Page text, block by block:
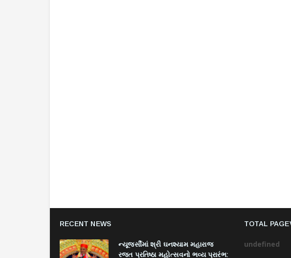
RECENT NEWS
ન્યૂજર્સીમાં શ્રી ઘનશ્યામ મહારાજ
રજત પ્રતિષ્ઠા મહોત્સવનો ભવ્ય પ્રારંભ:
TOTAL
undefned